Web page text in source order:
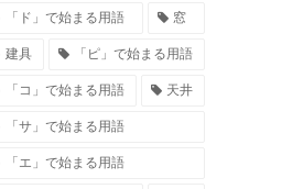
「ド」で始まる用語 窓
建具 「ピ」で始まる用語
「コ」で始まる用語 天井
「サ」で始まる用語
「エ」で始まる用語